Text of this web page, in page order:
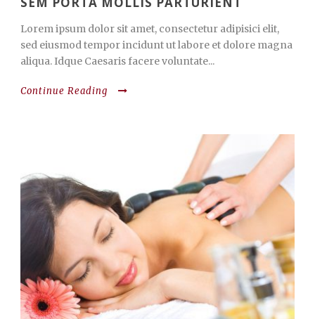
Lorem ipsum dolor sit amet, consectetur adipisici elit,
sed eiusmod tempor incidunt ut labore et dolore magna
aliqua. Idque Caesaris facere voluntate...
Continue Reading